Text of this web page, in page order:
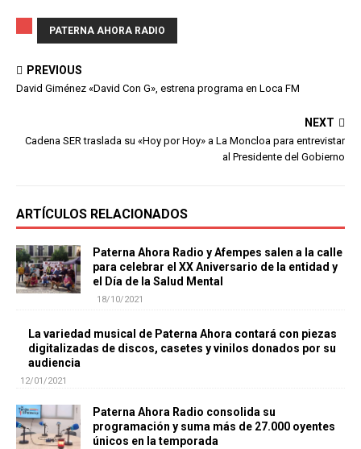
PATERNA AHORA RADIO
PREVIOUS
David Giménez «David Con G», estrena programa en Loca FM
NEXT
Cadena SER traslada su «Hoy por Hoy» a La Moncloa para entrevistar
al Presidente del Gobierno
ARTÍCULOS RELACIONADOS
Paterna Ahora Radio y Afempes salen a la calle
para celebrar el XX Aniversario de la entidad y
el Día de la Salud Mental
18/10/2021
La variedad musical de Paterna Ahora contará con piezas
digitalizadas de discos, casetes y vinilos donados por su
audiencia
12/01/2021
Paterna Ahora Radio consolida su
programación y suma más de 27.000 oyentes
únicos en la temporada